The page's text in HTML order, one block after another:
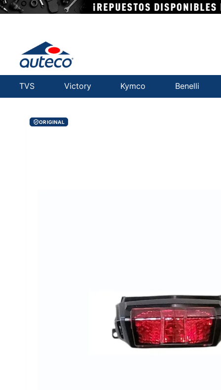
TVS Victory Kymco Benelli
ORIGINAL